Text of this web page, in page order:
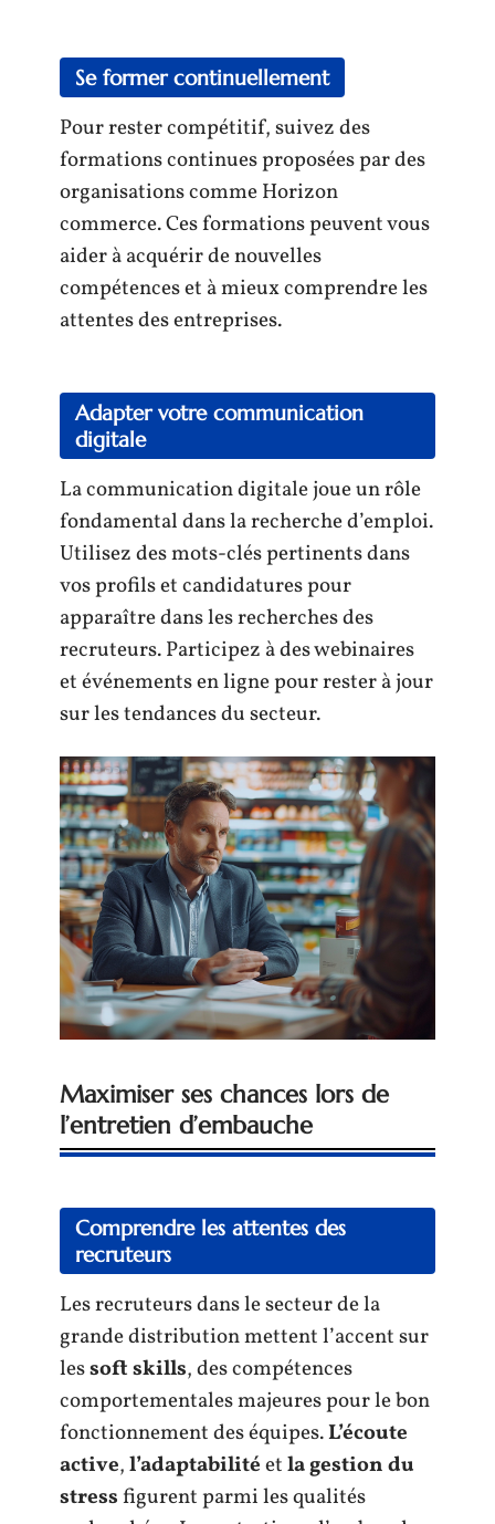
Se former continuellement
Pour rester compétitif, suivez des
formations continues proposées par des
organisations comme Horizon
commerce. Ces formations peuvent vous
aider à acquérir de nouvelles
compétences et à mieux comprendre les
attentes des entreprises.
Adapter votre communication
digitale
La communication digitale joue un rôle
fondamental dans la recherche d’emploi.
Utilisez des mots-clés pertinents dans
vos profils et candidatures pour
apparaître dans les recherches des
recruteurs. Participez à des webinaires
et événements en ligne pour rester à jour
sur les tendances du secteur.
Maximiser ses chances lors de
l’entretien d’embauche
Comprendre les attentes des
recruteurs
Les recruteurs dans le secteur de la
grande distribution mettent l’accent sur
lessoft skills, des compétences
comportementales majeures pour le bon
fonctionnement des équipes.L’écoute
active,l’adaptabilitéetla gestion du
stressfigurent parmi les qualités